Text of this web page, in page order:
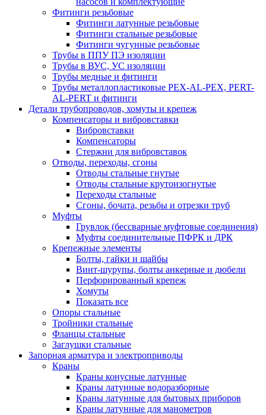
Фитинги резьбовые
Фитинги латунные резьбовые
Фитинги стальные резьбовые
Фитинги чугунные резьбовые
Трубы в ППУ ПЭ изоляции
Трубы в ВУС, УС изоляции
Трубы медные и фитинги
Трубы металлопластиковые PEX-AL-PEX, PERT-
AL-PERT и фитинги
Детали трубопроводов, хомуты и крепеж
Компенсаторы и вибровставки
Вибровставки
Компенсаторы
Стержни для вибровставок
Отводы, переходы, сгоны
Отводы стальные гнутые
Отводы стальные крутоизогнутые
Переходы стальные
Сгоны, бочата, резьбы и отрезки труб
Муфты
Грувлок (бессварные муфтовые соединения)
Муфты соединительные ПФРК и ДРК
Крепежные элементы
Болты, гайки и шайбы
Винт-шурупы, болты анкерные и дюбели
Перфорированный крепеж
Хомуты
Показать все
Опоры стальные
Тройники стальные
Фланцы стальные
Заглушки стальные
Запорная арматура и электроприводы
Краны
Краны конусные латунные
Краны латунные водоразборные
Краны латунные для бытовых приборов
Краны латунные для манометров